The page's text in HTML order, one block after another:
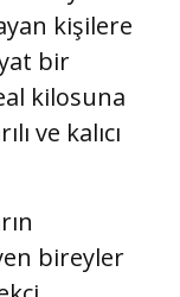
kişilere
bir
kilosuna
ve kalıcı
bireyler